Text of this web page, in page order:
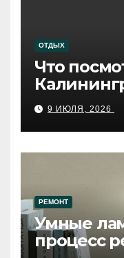
ОТДЫХ
Что
9 ИЮЛЯ, 2026
РЕМОНТ
Умные
процесс